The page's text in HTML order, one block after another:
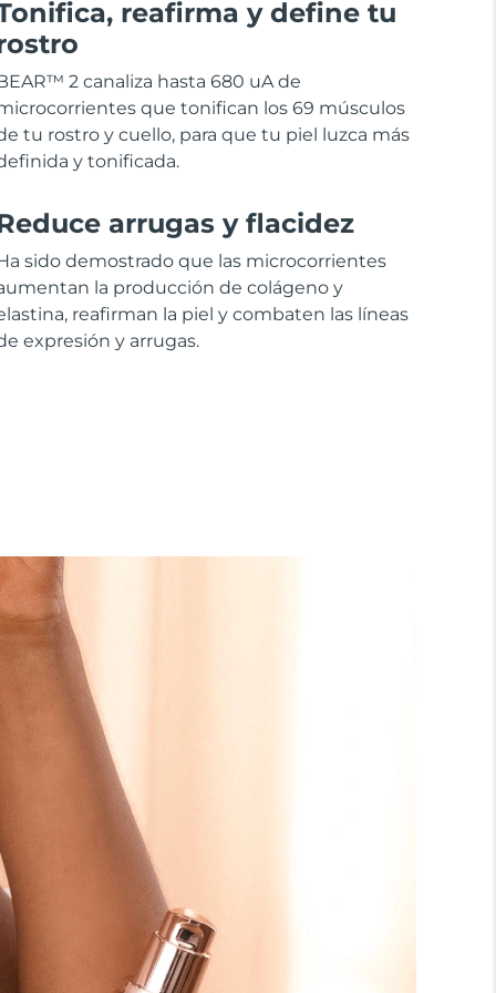
reafirma y define tu
2 canaliza hasta 680 uA de
que tonifican los 69 músculos
tu rostro y cuello, para que tu piel luzca más
y tonificada.
arrugas y flacidez
sido demostrado que las microcorrientes
la producción de colágeno y
reafirman la piel y combaten las líneas
expresión y arrugas.